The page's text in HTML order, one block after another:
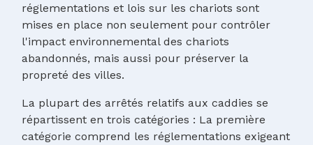
réglementations et lois sur les chariots sont
mises en place non seulement pour contrôler
l'impact environnemental des chariots
abandonnés, mais aussi pour préserver la
propreté des villes.
La plupart des arrêtés relatifs aux caddies se
répartissent en trois catégories : La première
catégorie comprend les réglementations exigeant